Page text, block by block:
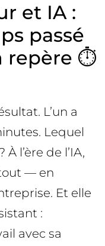
et IA :
passé
repère ⏱️
L’un a
Lequel
l’ère de l’IA,
— en
Et elle
:
avec sa